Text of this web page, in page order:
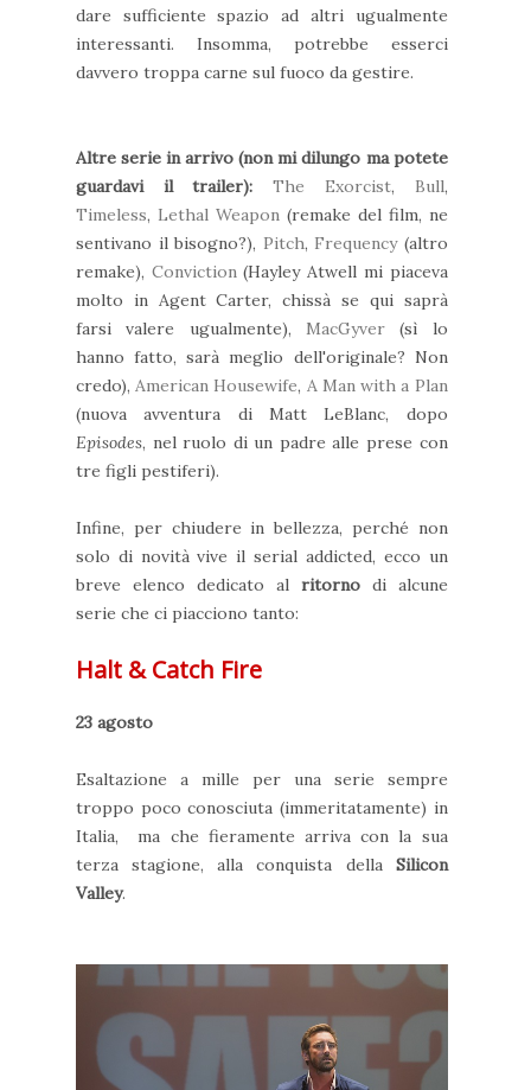
dare sufficiente spazio ad altri ugualmente
interessanti. Insomma, potrebbe esserci
davvero troppa carne sul fuoco da gestire.
Altre serie in arrivo (non mi dilungo ma potete
guardavi il trailer):The Exorcist, Bull,
Timeless, Lethal Weapon(remake del film, ne
sentivano il bisogno?), Pitch, Frequency(altro
remake), Conviction(Hayley Atwell mi piaceva
molto in Agent Carter, chissà se qui saprà
farsi valere ugualmente), MacGyver(sì lo
hanno fatto, sarà meglio dell'originale? Non
credo),American Housewife, A Man with a Plan
(nuova avventura di Matt LeBlanc, dopo
Episodes, nel ruolo di un padre alle prese con
tre figli pestiferi).
Infine, per chiudere in bellezza, perché non
solo di novità vive il serial addicted, ecco un
breve elenco dedicato al ritorno di alcune
serie che ci piacciono tanto:
Halt & Catch Fire
23 agosto
Esaltazione a mille per una serie sempre
troppo poco conosciuta (immeritatamente) in
Italia, ma che fieramente arriva con la sua
terza stagione, alla conquista della Silicon
Valley.